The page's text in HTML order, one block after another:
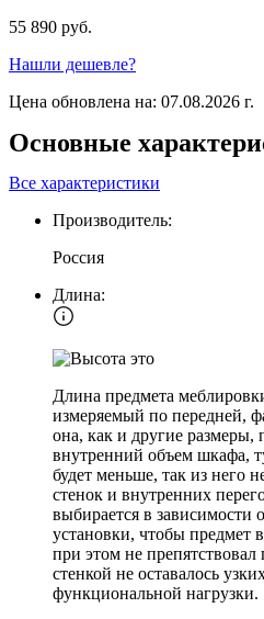
55 890 руб.
Нашли дешевле?
Цена обновлена на: 07.08.2026 г.
Основные
Все характеристики
Производитель:
Россия
Длина:
Длина предмета
измеряемый по передней,
она, как и другие
внутренний объем шкафа,
будет меньше, так из него
стенок и внутренних
выбирается в зависимости
установки, чтобы предмет
при этом не
стенкой не оставалось
функциональной нагрузки.